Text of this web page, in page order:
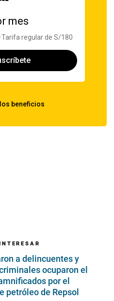
a delincuentes y
ocuparon el
por el
petróleo de Repsol